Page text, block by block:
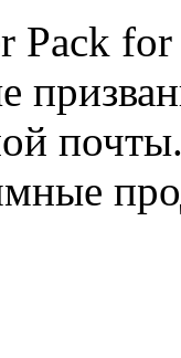
Pack